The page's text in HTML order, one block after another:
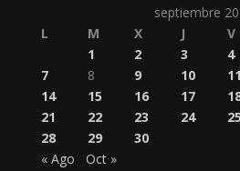
septiembre
L
M X J V
1
2 3 4
7
8 9 10 11
14
15 16 17
21
22 23 24 25
28
29
30
« Ago
Oct »